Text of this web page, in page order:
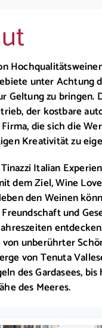
unter Achtung
Geltung zu bringen.
der kostbare
die sich die
Kreativität zu
Italian
dem Ziel, Wine
den Weinen
und
unberührter
von Tenuta
des Gardasees,
des Meeres.